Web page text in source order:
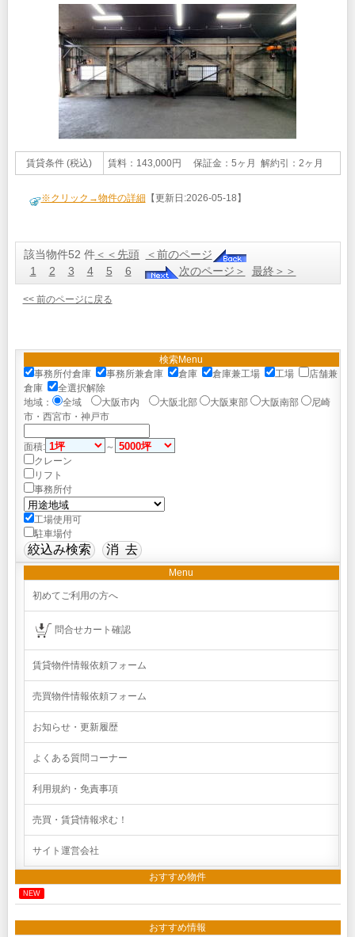
賃貸条件 (税込) 賃料：143,000円 保証金：5ヶ月 解約引：2ヶ月
※クリック→物件の詳細 【更新日:2026-05-18】
該当物件52 件＜＜先頭
＜前のページ
1
2 3 4 5 6 次のページ＞ 最終＞＞
<< 前のページに戻る
検索Menu
事務所付倉庫
事務所兼倉庫 倉庫 倉庫兼工場 工場
店舗兼
倉庫
全選択解除
地域：
全域 大阪市内 大阪北部 大阪東部 大阪南部
尼崎
市・西宮市・神戸市
面積:
～
クレーン
リフト
事務所付
工場使用可
駐車場付
Menu
初めてご利用の方へ
問合せカート確認
賃貸物件情報依頼フォーム
売買物件情報依頼フォーム
お知らせ・更新履歴
よくある質問コーナー
利用規約・免責事項
売買・賃貸情報求む！
サイト運営会社
おすすめ物件
NEW
おすすめ情報